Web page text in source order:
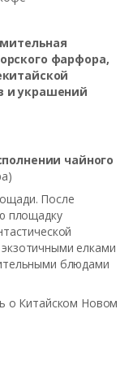
фарфора,
и украшений
чайного
После
площадку
елками
блюдами
о Китайском Новом